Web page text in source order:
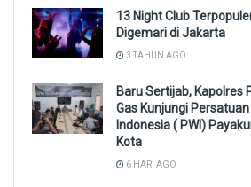
13 Night Club
Digemari di Jakarta
3 TAHUN AGO
Baru Sertijab, Kapolres
Gas Kunjungi
Indonesia ( PWI)
Kota
6 HARI AGO